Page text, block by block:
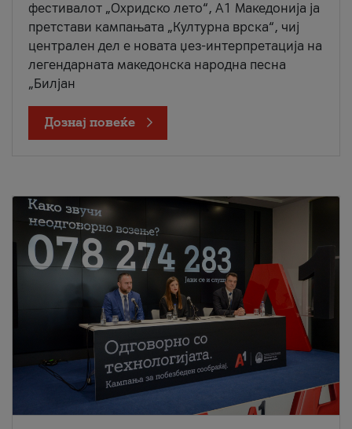
фестивалот „Охридско лето“, А1 Македонија ја
претстави кампањата „Културна врска“, чиј
централен дел е новата џез-интерпретација на
легендарната македонска народна песна
„Билјан
Дознај повеќе